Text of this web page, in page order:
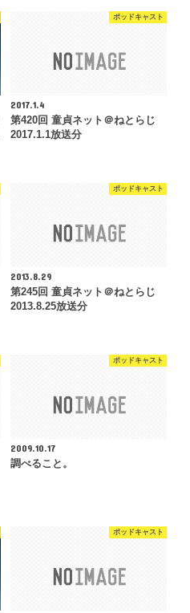
ポッドキャスト
2017.1.4
第420回 童貞ネット＠ねとらじ
2017.1.1放送分
ポッドキャスト
2013.8.29
第245回 童貞ネット＠ねとらじ
2013.8.25放送分
ポッドキャスト
2009.10.17
調べること。
ポッドキャスト